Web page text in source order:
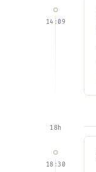
14:09
18h
18:30